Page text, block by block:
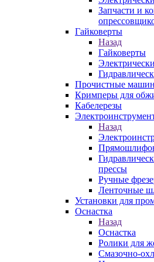
Запчасти и
Гайковерты
Назад
Гайковерты
Прочистные
Кримперы для
Кабелерезы
Назад
прессы
Ручные
Ленточные
Установки для
Оснастка
Назад
Оснастка
Ролики для
Смазочно-